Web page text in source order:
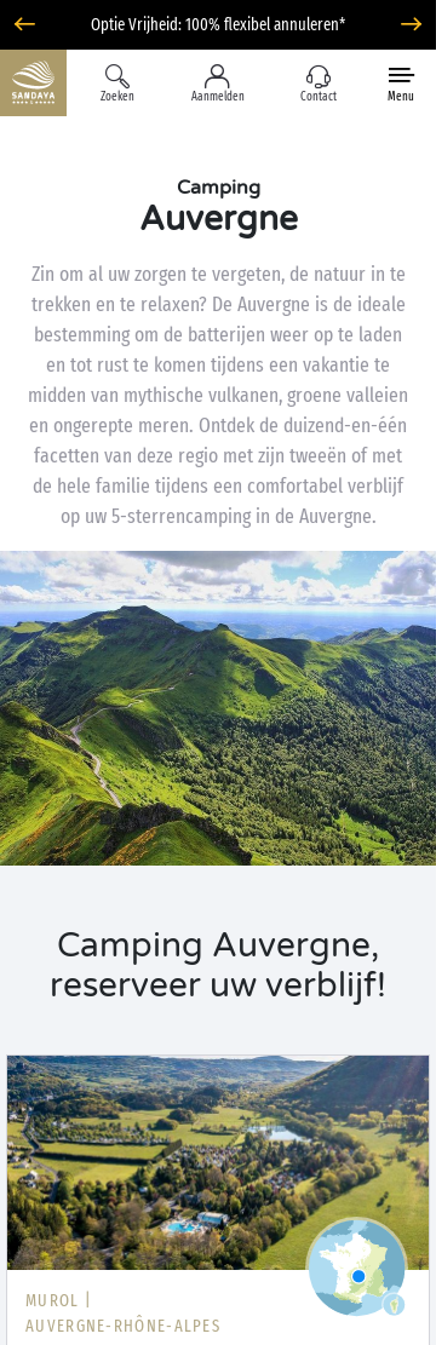
Optie Vrijheid: 100% flexibel annuleren*
Zoeken Aanmelden Contact Menu
Camping
Auvergne
Zin om al uw zorgen te vergeten, de natuur in te
trekken en te relaxen? De Auvergne is de ideale
bestemming om de batterijen weer op te laden
en tot rust te komen tijdens een vakantie te
midden van mythische vulkanen, groene valleien
en ongerepte meren. Ontdek de duizend-en-één
facetten van deze regio met zijn tweeën of met
de hele familie tijdens een comfortabel verblijf
op uw 5-sterrencamping in de Auvergne.
Camping Auvergne,
reserveer uw verblijf!
MUROL |
AUVERGNE-RHÔNE-ALPES